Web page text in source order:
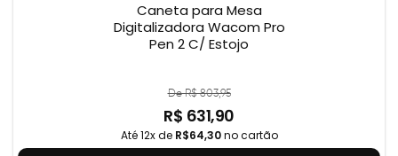
Caneta para Mesa
Digitalizadora Wacom Pro
Pen 2 C/ Estojo
De R$ 803,95
R$ 631,90
Até 12x de R$64,30no cartão